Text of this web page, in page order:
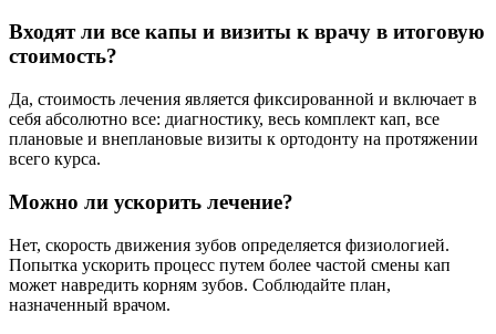
Входят ли все капы и визиты к врачу в итоговую
стоимость?
Да, стоимость лечения является фиксированной и включает в
себя абсолютно все: диагностику, весь комплект кап, все
плановые и внеплановые визиты к ортодонту на протяжении
всего курса.
Можно ли ускорить лечение?
Нет, скорость движения зубов определяется физиологией.
Попытка ускорить процесс путем более частой смены кап
может навредить корням зубов. Соблюдайте план,
назначенный врачом.